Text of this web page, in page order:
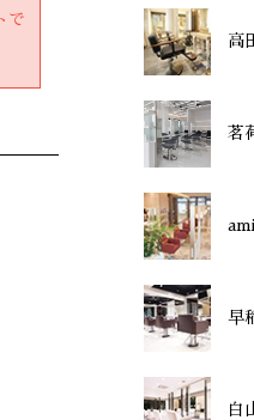
で
高
茗
早
白